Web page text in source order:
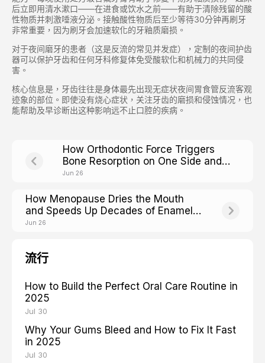
后立即用清水漱口——在进食或饮水之前——有助于清除残留的酸
性物质并刺激唾液分泌。接触酸性物质后至少等待30分钟再刷牙
非常重要，因为刷牙会加速软化的牙釉质磨损。
对于夜间磨牙的患者（这是反流的常见并发症），定制的夜间护齿
器可以保护牙齿和任何牙科修复体免受酸软化和机械力的共同侵
害。
核心信息是，牙齿往往是身体最先出现无症状夜间胃食管反流客观
迹象的部位。即使没有烧心症状，关注牙齿的磨损和侵蚀情况，也
能帮助及早诊断出这种影响远不止口腔的疾病。
How Orthodontic Force Triggers
Bone Resorption on One Side and
Building on the Other
Jun 26
How Menopause Dries the Mouth
and Speeds Up Decades of Enamel
Wear
Jun 26
流行
How to Build the Perfect Oral Care Routine in
2025
Jul 30
Why Your Gums Bleed and How to Fix It Fast
in 2025
Jul 30